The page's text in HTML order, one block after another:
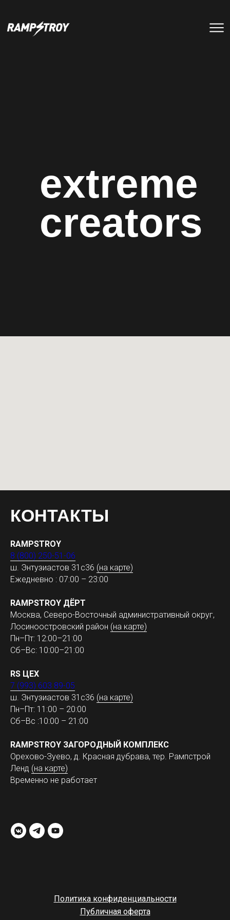
extreme
creators
КОНТАКТЫ
RAMPSTROY
8 (800) 250-51-06
ш. Энтузиастов 31с36 (на карте)
Ежедневно : 07:00 – 23:00
RAMPSTROY ДЁРТ
Москва, Северо-Восточный административный округ,
Лосиноостровский район (на карте)
Пн–Пт: 12:00–21:00
Сб–Вс: 10:00–21:00
RS ЦЕХ
7 (993) 603 89-05
ш. Энтузиастов 31с36 (на карте)
Пн–Пт: 11:00 – 20:00
Сб–Вс :10:00 – 21:00
RAMPSTROY ЗАГОРОДНЫЙ КОМПЛЕКС
Орехово-Зуево, д. Красная дубрава, тер. Рампстрой
Ленд (на карте)
Временно не работает
Политика конфиденциальности
Публичная оферта